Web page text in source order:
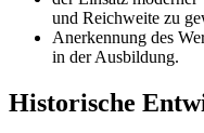
und Reichweite zu
Anerkennung des
in der Ausbildung.
Historische